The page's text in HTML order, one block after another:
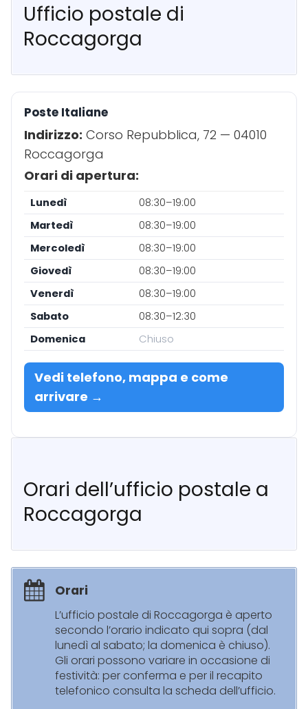
Ufficio postale di
Roccagorga
Poste Italiane
Indirizzo: Corso Repubblica, 72 — 04010
Roccagorga
Orari di apertura:
Lunedì
08:30–19:00
Martedì
08:30–19:00
Mercoledì
08:30–19:00
Giovedì
08:30–19:00
Venerdì
08:30–19:00
Sabato
08:30–12:30
Domenica
Chiuso
Vedi telefono, mappa e come
arrivare →
Orari dell’ufficio postale a
Roccagorga
Orari
L’ufficio postale di Roccagorga è aperto
secondo l’orario indicato qui sopra (dal
lunedì al sabato; la domenica è chiuso).
Gli orari possono variare in occasione di
festività: per conferma e per il recapito
telefonico consulta la scheda dell’ufficio.